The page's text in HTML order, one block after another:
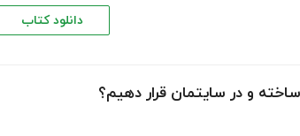
دانلود کتاب